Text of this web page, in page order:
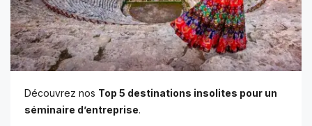
Découvrez nos Top 5 destinations insolites pour un
séminaire d’entreprise.